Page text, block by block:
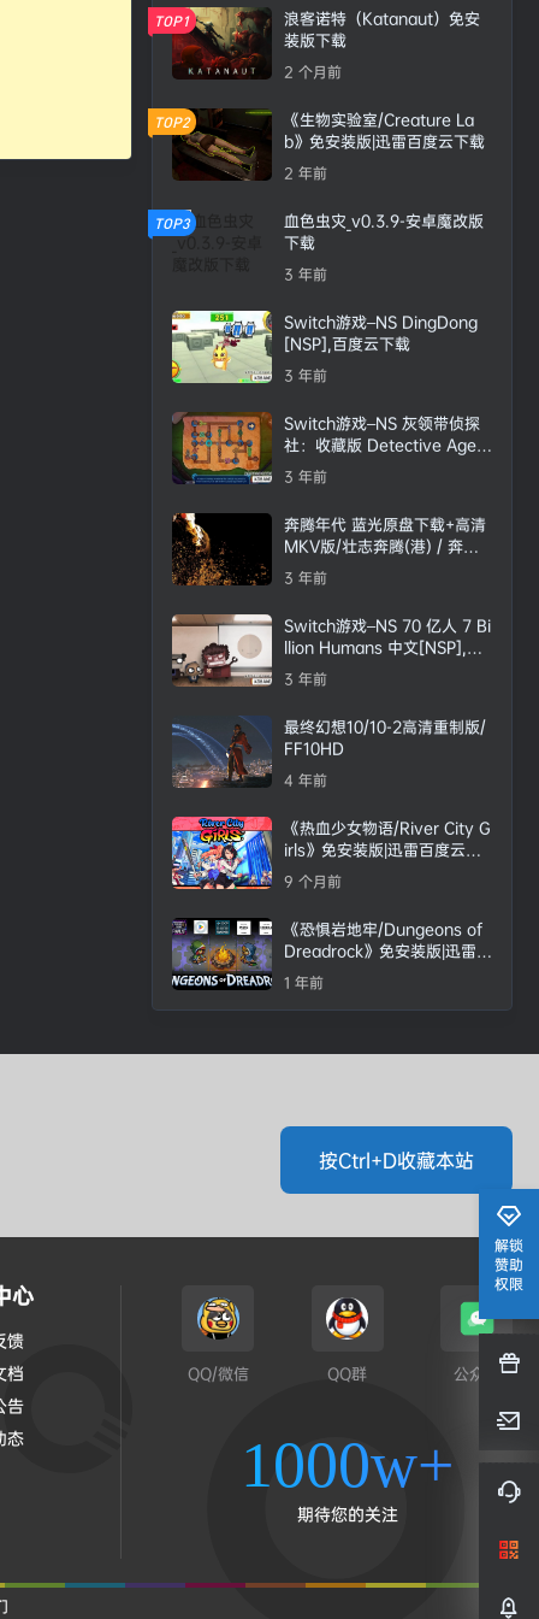
TOP1
浪客诺特（Katanaut）免安
装版下载
2 个月前
TOP2
《生物实验室/Creature La
b》免安装版|迅雷百度云下载
2 年前
TOP3
血色虫灾_v0.3.9-安卓魔改版
下载
3 年前
Switch游戏–NS DingDong
[NSP],百度云下载
3 年前
Switch游戏–NS 灰领带侦探
社：收藏版 Detective Agen
cy Gray Tie: Collector's Edi
tion [NSP],百度云下载
3 年前
奔腾年代 蓝光原盘下载+高清
MKV版/壮志奔腾(港) / 奔腾
岁月 2003 Seabiscuit 28.6G
3 年前
Switch游戏–NS 70 亿人 7 Bi
llion Humans 中文[NSP],百
度云下载
3 年前
最终幻想10/10-2高清重制版/
FF10HD
4 年前
《热血少女物语/River City G
irls》免安装版|迅雷百度云下
载
9 个月前
《恐惧岩地牢/Dungeons of
Dreadrock》免安装版|迅雷百
度云下载
1 年前
解锁
赞助
权限
按Ctrl+D收藏本站
心
馈
档
告
态
QQ/微信 QQ群 公众号
1000w+
期待您的关注